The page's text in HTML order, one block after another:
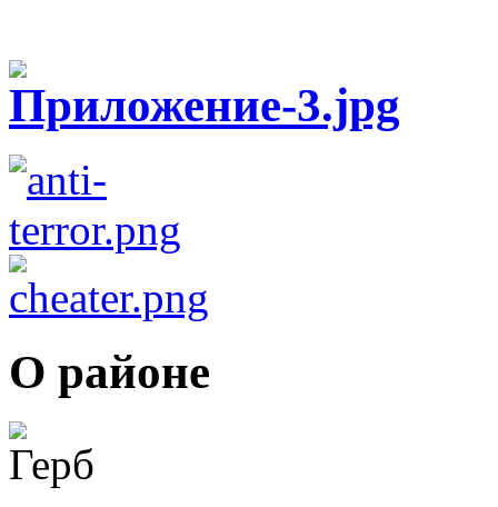
О районе